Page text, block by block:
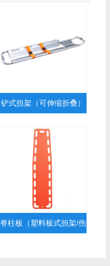
铲式担架（可伸缩折叠）
脊柱板（塑料板式担架/伤